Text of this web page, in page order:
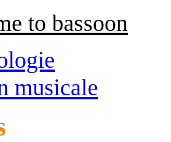
to bassoon
musicale